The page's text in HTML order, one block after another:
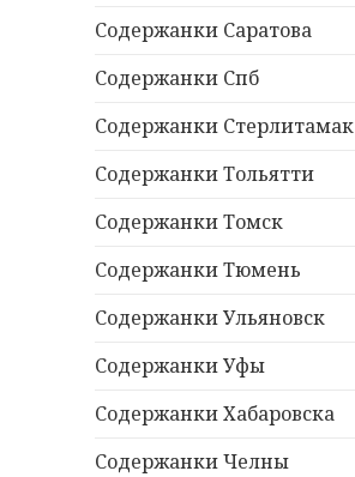
Содержанки Саратова
Содержанки Спб
Содержанки Стерлитамак
Содержанки Тольятти
Содержанки Томск
Содержанки Тюмень
Содержанки Ульяновск
Содержанки Уфы
Содержанки Хабаровска
Содержанки Челны